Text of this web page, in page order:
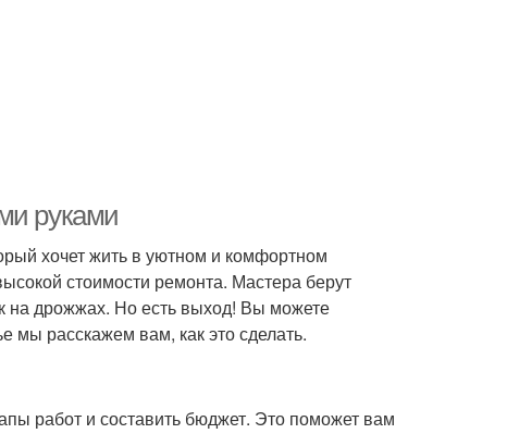
руками
хочет жить в уютном и комфортном
стоимости ремонта. Мастера берут
на дрожжах. Но есть выход! Вы можете
мы расскажем вам, как это сделать.
работ и составить бюджет. Это поможет вам